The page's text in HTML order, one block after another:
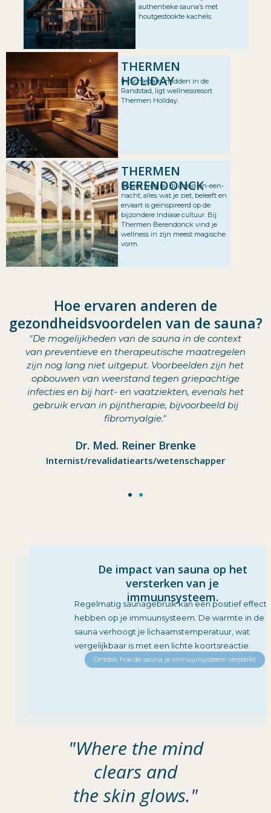
authentieke sauna’s met
houtgestookte kachels.
THERMEN
HOLIDAY
In Schiedam, midden in de
Randstad, ligt wellnessresort
Thermen Holiday.
THERMEN
BERENDONCK
Droom weg bij duizend-en-een-
nacht, alles wat je ziet, beleeft en
ervaart is geïnspireerd op de
bijzondere Indiase cultuur. Bij
Thermen Berendonck vind je
wellness in zijn meest magische
vorm.
Hoe ervaren anderen de
gezondheidsvoordelen van de sauna?
"De mogelijkheden van de sauna in de context
van preventieve en therapeutische maatregelen
zijn nog lang niet uitgeput. Voorbeelden zijn het
opbouwen van weerstand tegen griepachtige
infecties en bij hart- en vaatziekten, evenals het
gebruik ervan in pijntherapie, bijvoorbeeld bij
fibromyalgie."
Dr. Med. Reiner Brenke
Internist/revalidatiearts/wetenschapper
De impact van sauna op het
versterken van je
immuunsysteem.
Regelmatig saunagebruik kan een positief effect
hebben op je immuunsysteem. De warmte in de
sauna verhoogt je lichaamstemperatuur, wat
vergelijkbaar is met een lichte koortsreactie.
Ontdek hoe de sauna je immuunsysteem versterkt
"Where the mind
clears and
the skin glows."